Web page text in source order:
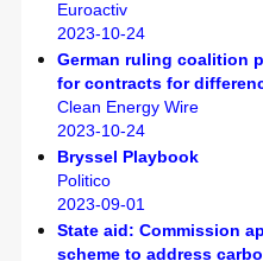
Euroactiv
2023-10-24
German ruling coalition
for contracts for
Clean Energy Wire
2023-10-24
Bryssel Playbook
Politico
2023-09-01
State aid: Commission
scheme to address